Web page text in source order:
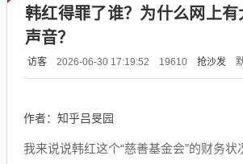
韩红得罪了谁？为什么网上
声音？
访客 2026-06-30 17:19:52 19610 抢沙发
​作者：知乎吕旻园
我来说说韩红这个“慈善基金会”的财务状